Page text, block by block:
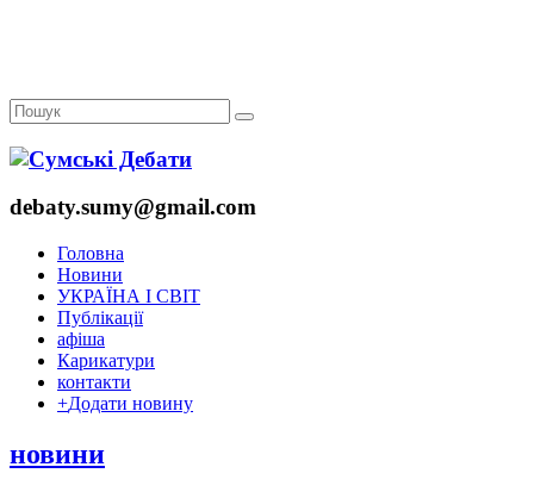
debaty.sumy@gmail.com
Головна
Новини
УКРАЇНА І СВІТ
Публікації
афіша
Карикатури
контакти
+Додати новину
новини